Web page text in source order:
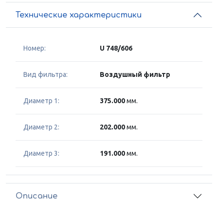
Технические характеристики
Номер: U 748/606
Вид фильтра: Воздушный фильтр
Диаметр 1: 375.000мм.
Диаметр 2: 202.000мм.
Диаметр 3: 191.000мм.
Описание